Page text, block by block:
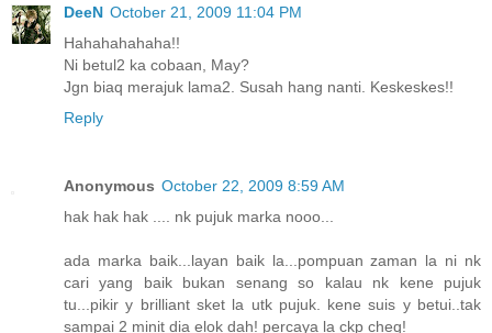
DeeN October 21, 2009 11:04 PM
Hahahahahaha!!
Ni betul2 ka cobaan, May?
Jgn biaq merajuk lama2. Susah hang nanti. Keskeskes!!
Reply
Anonymous October 22, 2009 8:59 AM
hak hak hak .... nk pujuk marka nooo...
ada marka baik...layan baik la...pompuan zaman la ni nk
cari yang baik bukan senang so kalau nk kene pujuk
tu...pikir y brilliant sket la utk pujuk. kene suis y betui..tak
sampai 2 minit dia elok dah! percaya la ckp cheq!